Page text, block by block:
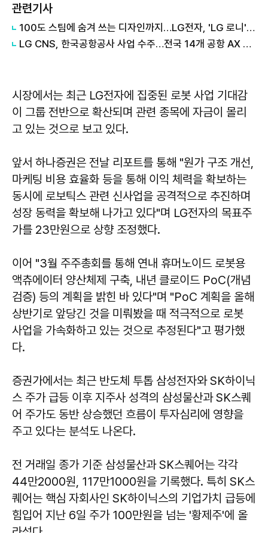
관련기사
100도 스팀에 숨겨 쓰는 디자인까지…LG전자, 'LG 로니' 체험존 운영
LG CNS, 한국공항공사 사업 수주…전국 14개 공항 AX 전략 수립
시장에서는 최근 LG전자에 집중된 로봇 사업 기대감
이 그룹 전반으로 확산되며 관련 종목에 자금이 몰리
고 있는 것으로 보고 있다.
앞서 하나증권은 전날 리포트를 통해 "원가 구조 개선,
마케팅 비용 효율화 등을 통해 이익 체력을 확보하는
동시에 로보틱스 관련 신사업을 공격적으로 추진하며
성장 동력을 확보해 나가고 있다"며 LG전자의 목표주
가를 23만원으로 상향 조정했다.
이어 "3월 주주총회를 통해 연내 휴머노이드 로봇용
액츄에이터 양산체제 구축, 내년 클로이드 PoC(개념
검증) 등의 계획을 밝힌 바 있다"며 "PoC 계획을 올해
상반기로 앞당긴 것을 미뤄봤을 때 적극적으로 로봇
사업을 가속화하고 있는 것으로 추정된다"고 평가했
다.
증권가에서는 최근 반도체 투톱 삼성전자와 SK하이닉
스 주가 급등 이후 지주사 성격의 삼성물산과 SK스퀘
어 주가도 동반 상승했던 흐름이 투자심리에 영향을
주고 있다는 분석도 나온다.
전 거래일 종가 기준 삼성물산과 SK스퀘어는 각각
44만2000원, 117만1000원을 기록했다. 특히 SK스
퀘어는 핵심 자회사인 SK하이닉스의 기업가치 급등에
힘입어 지난 6일 주가 100만원을 넘는 '황제주'에 올